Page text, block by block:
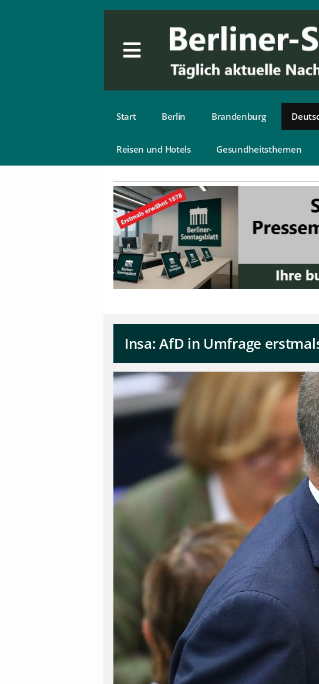
Start Berlin Brandenburg
Reisen und Hotels Gesundheitsthemen
Insa: AfD in Umfrage